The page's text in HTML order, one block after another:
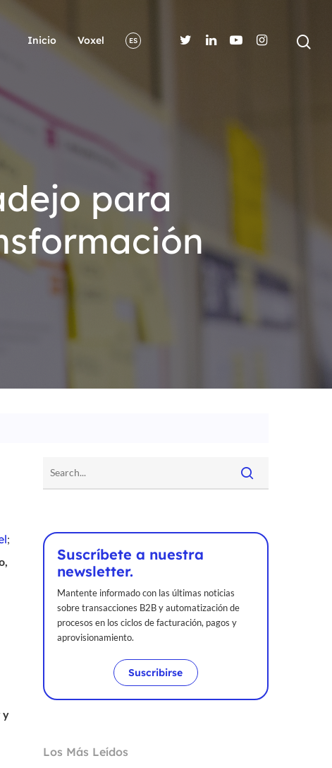
Inicio Voxel ES
para
;
y
Suscríbete a nuestra
newsletter.
Mantente informado con las últimas noticias
sobre transacciones B2B y automatización de
procesos en los ciclos de facturación, pagos y
aprovisionamiento.
Suscribirse
Los Más Leídos